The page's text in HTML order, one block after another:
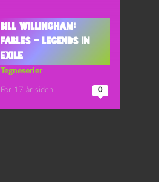
Bill Willingham:
Fables – Legends in
Exile
Tegneserier
For 17 år siden 0